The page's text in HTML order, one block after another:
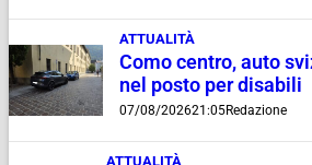
ATTUALITÀ
Como centro, auto
nel posto per disabili
07/08/202621:05Redazione
ATTUALITÀ